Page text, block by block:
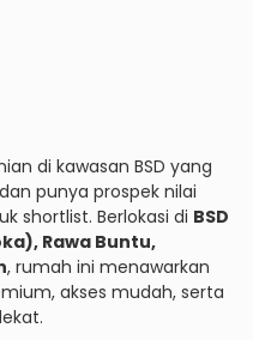
di kawasan BSD yang
punya prospek nilai
shortlist. Berlokasi di BSD
Rawa Buntu,
, rumah ini menawarkan
akses mudah, serta